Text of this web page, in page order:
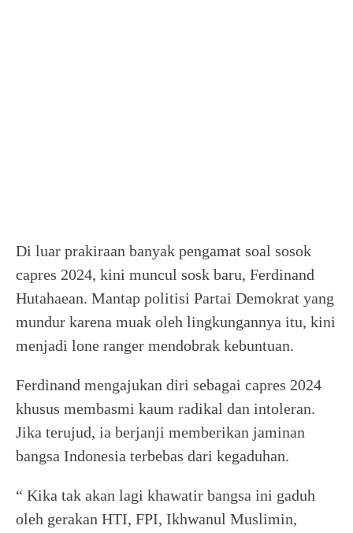
Di luar prakiraan banyak pengamat soal sosok
capres 2024, kini muncul sosk baru, Ferdinand
Hutahaean. Mantap politisi Partai Demokrat yang
mundur karena muak oleh lingkungannya itu, kini
menjadi lone ranger mendobrak kebuntuan.
Ferdinand mengajukan diri sebagai capres 2024
khusus membasmi kaum radikal dan intoleran.
Jika terujud, ia berjanji memberikan jaminan
bangsa Indonesia terbebas dari kegaduhan.
“ Kika tak akan lagi khawatir bangsa ini gaduh
oleh gerakan HTI, FPI, Ikhwanul Muslimin,